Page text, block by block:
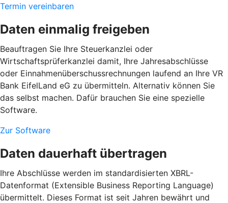
Termin vereinbaren
Daten einmalig freigeben
Beauftragen Sie Ihre Steuerkanzlei oder
Wirtschaftsprüferkanzlei damit, Ihre Jahresabschlüsse
oder Einnahmenüberschussrechnungen laufend an Ihre VR
Bank EifelLand eG zu übermitteln. Alternativ können Sie
das selbst machen. Dafür brauchen Sie eine spezielle
Software.
Zur Software
Daten dauerhaft übertragen
Ihre Abschlüsse werden im standardisierten XBRL-
Datenformat (Extensible Business Reporting Language)
übermittelt. Dieses Format ist seit Jahren bewährt und